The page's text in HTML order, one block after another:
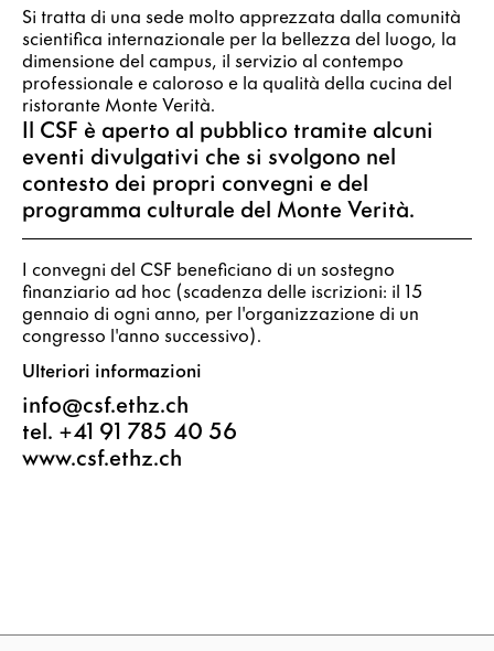
Si tratta di una sede molto apprezzata dalla comunità
scientifica internazionale per la bellezza del luogo, la
dimensione del campus, il servizio al contempo
professionale e caloroso e la qualità della cucina del
ristorante Monte Verità.
Il CSF è aperto al pubblico tramite alcuni
eventi divulgativi che si svolgono nel
contesto dei propri convegni e del
programma culturale del Monte Verità.
I convegni del CSF beneficiano di un sostegno
finanziario ad hoc (scadenza delle iscrizioni: il 15
gennaio di ogni anno, per l'organizzazione di un
congresso l'anno successivo).
Ulteriori informazioni
info@csf.ethz.ch
tel. +41 91 785 40 56
www.csf.ethz.ch